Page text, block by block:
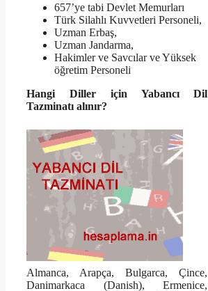
657’ye tabi Devlet Memurları
Türk Silahlı Kuvvetleri Personeli,
Uzman Erbaş,
Uzman Jandarma,
Hakimler ve Savcılar ve Yüksek
öğretim Personeli
Hangi Diller için Yabancı Dil
Tazminatı alınır?
Almanca, Arapça, Bulgarca, Çince,
Danimarkaca (Danish), Ermenice,